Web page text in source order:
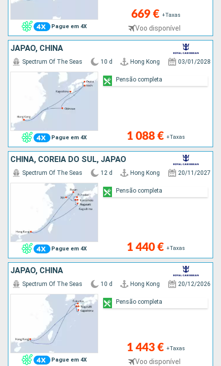
Pague em 4X
669 € +Taxas
Voo disponível
JAPÃO, CHINA
Pague em 4X
Spectrum Of The Seas 10 d Hong Kong 03/01/2028
1 088 € +Taxas
Pensão completa
CHINA, COREIA DO SUL, JAPÃO
Pague em 4X
Spectrum Of The Seas 12 d Hong Kong 20/11/2027
1 440 € +Taxas
Pensão completa
JAPÃO, CHINA
Pague em 4X
Spectrum Of The Seas 10 d Hong Kong 20/12/2026
1 443 € +Taxas
Voo disponível
Pensão completa